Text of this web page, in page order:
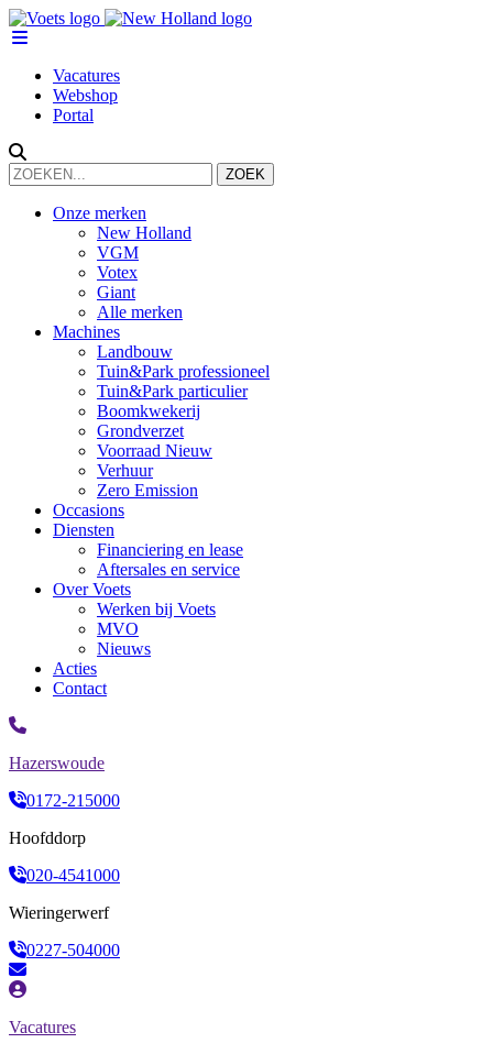
Vacatures
Webshop
Portal
Onze merken
New Holland
VGM
Votex
Giant
Alle merken
Machines
Landbouw
Tuin&Park professioneel
Tuin&Park particulier
Boomkwekerij
Grondverzet
Voorraad Nieuw
Verhuur
Zero Emission
Occasions
Diensten
Financiering en lease
Aftersales en service
Over Voets
Werken bij Voets
MVO
Nieuws
Acties
Contact
Hazerswoude
0172-215000
Hoofddorp
020-4541000
Wieringerwerf
0227-504000
Vacatures